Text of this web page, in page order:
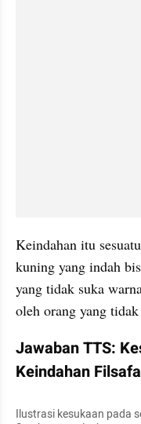
Keindahan itu
kuning yang indah
yang tidak suka
oleh orang yang
Jawaban TTS:
Keindahan
Ilustrasi kesukaan pada